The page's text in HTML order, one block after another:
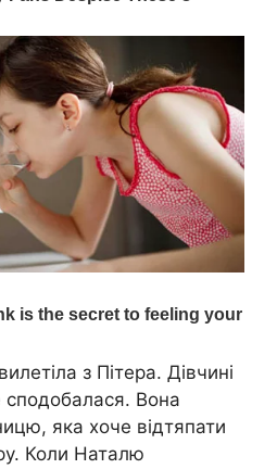
з Пітера. Дівчині
сподобалася. Вона
яка хоче відтяпати
Коли Наталю